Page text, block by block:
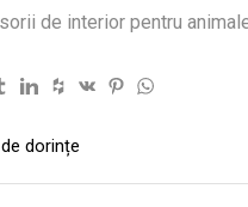
de interior pentru
dorințe